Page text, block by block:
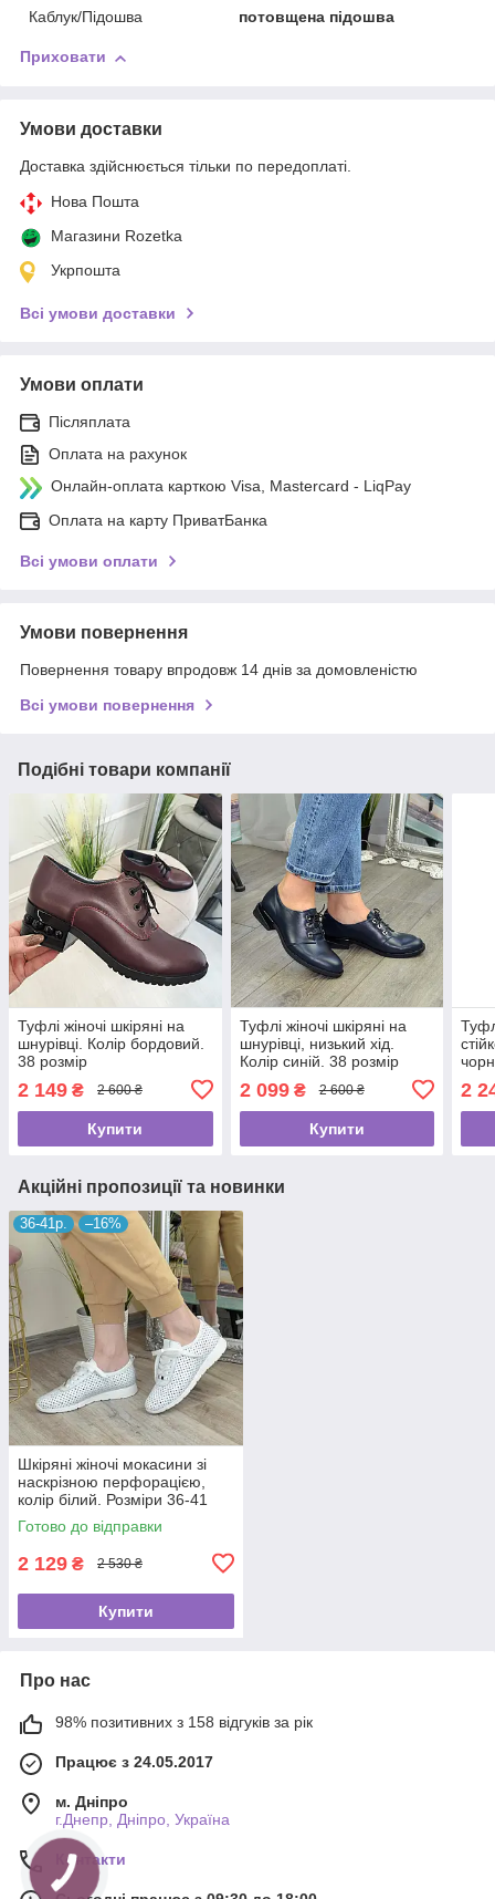
Каблук/Підошва
потовщена підошва
Приховати
Умови доставки
Доставка здійснюється тільки по передоплаті.
Нова Пошта
Магазини Rozetka
Укрпошта
Всі умови доставки
Умови оплати
Післяплата
Оплата на рахунок
Онлайн-оплата карткою Visa, Mastercard - LiqPay
Оплата на карту ПриватБанка
Всі умови оплати
Умови повернення
Повернення товару впродовж 14 днів за домовленістю
Всі умови повернення
Подібні товари компанії
Туфлі жіночі шкіряні на
шнурівці. Колір бордовий.
38 розмір
2 149 ₴ 2 600 ₴
Купити
Туфлі жіночі шкіряні на
шнурівці, низький хід.
Колір синій. 38 розмір
2 099₴ 2 600 ₴
Купити
2
Акційні пропозиції та новинки
36-41р. –16%
Шкіряні жіночі мокасини зі
наскрізною перфорацією,
колір білий. Розміри 36-41
Готово до відправки
2 129 ₴ 2 530 ₴
Купити
Про нас
98% позитивних з 158 відгуків за рік
Працює з 24.05.2017
м. Дніпро
г.Днепр, Дніпро, Україна
Контакти